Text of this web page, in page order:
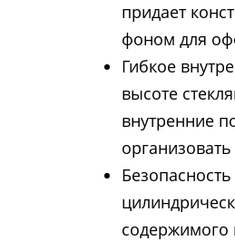
придает
фоном для
Гибкое
высоте
внутренние
содержимого